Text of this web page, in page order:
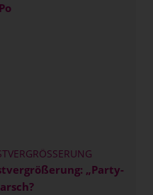
„Party-